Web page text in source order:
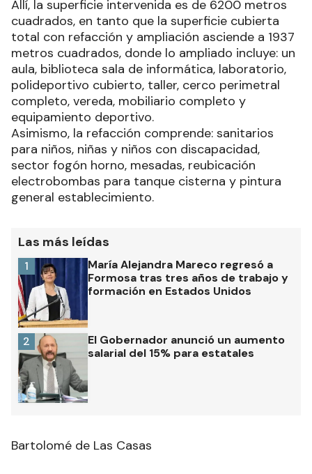
Allí, la superficie intervenida es de 6200 metros
cuadrados, en tanto que la superficie cubierta
total con refacción y ampliación asciende a 1937
metros cuadrados, donde lo ampliado incluye: un
aula, biblioteca sala de informática, laboratorio,
polideportivo cubierto, taller, cerco perimetral
completo, vereda, mobiliario completo y
equipamiento deportivo.
Asimismo, la refacción comprende: sanitarios
para niños, niñas y niños con discapacidad,
sector fogón horno, mesadas, reubicación
electrobombas para tanque cisterna y pintura
general establecimiento.
Las más leídas
María Alejandra Mareco regresó a
Formosa tras tres años de trabajo y
formación en Estados Unidos
1
El Gobernador anunció un aumento
salarial del 15% para estatales
2
Bartolomé de Las Casas